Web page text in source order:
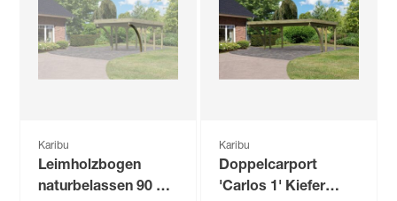
Karibu
Leimholzbogen
naturbelassen 90 x
Karibu
Doppelcarport
'Carlos 1' Kiefer